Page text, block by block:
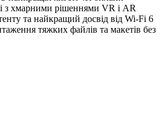
з хмарними рішеннями VR і AR
та найкращий досвід від Wi-Fi 6
тяжких файлів та макетів без